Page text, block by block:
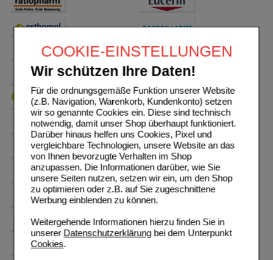
COOKIE-EINSTELLUNGEN
Wir schützen Ihre Daten!
Für die ordnungsgemäße Funktion unserer Website
(z.B. Navigation, Warenkorb, Kundenkonto) setzen
wir so genannte Cookies ein. Diese sind technisch
notwendig, damit unser Shop überhaupt funktioniert.
Darüber hinaus helfen uns Cookies, Pixel und
vergleichbare Technologien, unsere Website an das
von Ihnen bevorzugte Verhalten im Shop
anzupassen. Die Informationen darüber, wie Sie
unsere Seiten nutzen, setzen wir ein, um den Shop
zu optimieren oder z.B. auf Sie zugeschnittene
Werbung einblenden zu können.
Weitergehende Informationen hierzu finden Sie in
unserer Datenschutzerklärungbei dem Unterpunkt
Cookies.